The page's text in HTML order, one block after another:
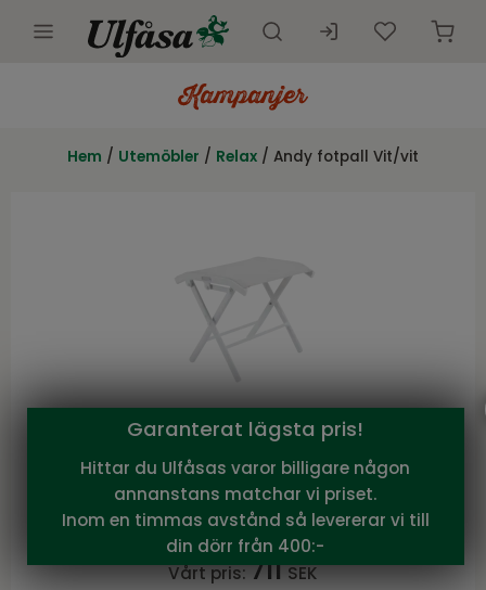
Kampanjer
Hem / Utemöbler / Relax / Andy fotpall Vit/vit
Brafab
Andy fotpall Vit/vit
Andy serie från Brafab
Vårt pris: 711SEK
Garanterat lägsta pris!
Hittar du Ulfåsas varor billigare någon
annanstans matchar vi priset.
Inom en timmas avstånd så levererar vi till
din dörr från 400:-